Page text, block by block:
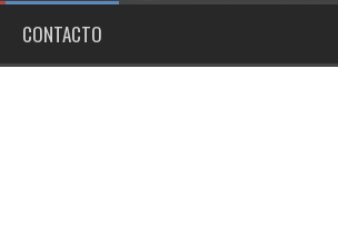
CONTACTO